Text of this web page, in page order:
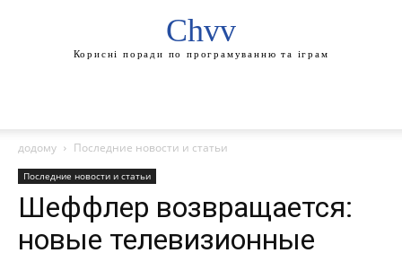
Chvv
Корисні поради по програмуванню та іграм
додому Последние новости и статьи
Последние новости и статьи
Шеффлер возвращается:
новые телевизионные